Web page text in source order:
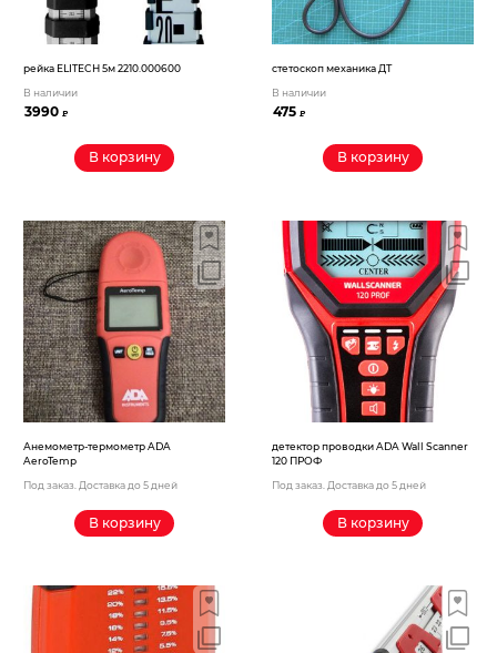
рейка ELITECH 5м 2210.000600
В наличии
3990₽
В корзину
стетоскоп механика ДТ
В наличии
475₽
В корзину
Анемометр-термометр ADA
AeroTemp
Под заказ. Доставка до 5 дней
В корзину
детектор проводки ADA Wall Scanner
120 ПРОФ
Под заказ. Доставка до 5 дней
В корзину